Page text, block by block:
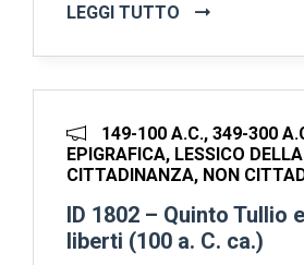
LEGGI TUTTO
149-100 A.C., 349-300
EPIGRAFICA, LESSICO DELLA
CITTADINANZA, NON
ID 1802 – Quinto Tullio
liberti (100 a. C. ca.)